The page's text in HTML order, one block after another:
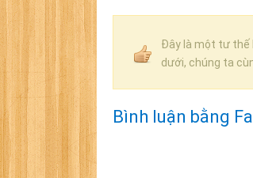
Đây là một tư thế
dưới, chúng ta
Bình luận bằng